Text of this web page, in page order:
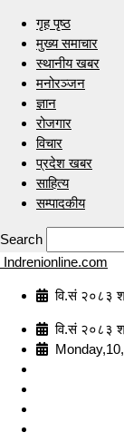
गृह पृष्ठ
मुख्य समाचार
स्थानीय खबर
मनोरञ्जन
ज्ञान
रोजगार
विचार
प्रदेश खबर
साहित्य
सम्पादकीय
Search
Indrenionline.com
वि.सं २०८३
वि.सं २०८३